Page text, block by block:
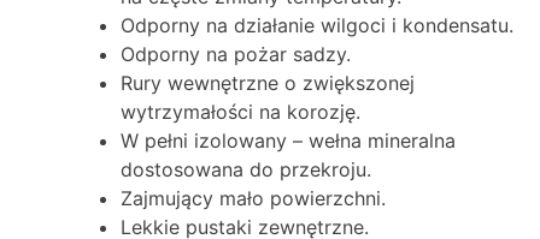
Odporny na działanie wilgoci i kondensatu.
Odporny na pożar sadzy.
Rury wewnętrzne o zwiększonej
wytrzymałości na korozję.
W pełni izolowany – wełna mineralna
dostosowana do przekroju.
Zajmujący mało powierzchni.
Lekkie pustaki zewnętrzne.